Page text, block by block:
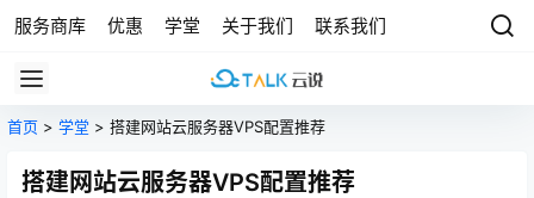
服务商库 优惠 学堂 关于我们 联系我们
首页 > 学堂 > 搭建网站云服务器VPS配置推荐
搭建网站云服务器VPS配置推荐